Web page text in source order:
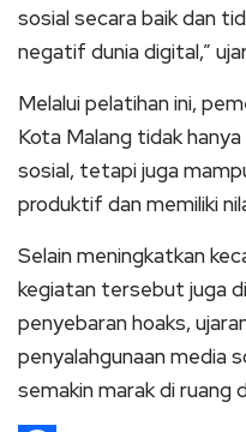
sosial secara baik dan
negatif dunia digital,”
Melalui pelatihan ini,
Kota Malang tidak
sosial, tetapi juga
produktif dan memiliki
Selain meningkatkan
kegiatan tersebut juga
penyebaran hoaks,
penyalahgunaan media
semakin marak di ruang